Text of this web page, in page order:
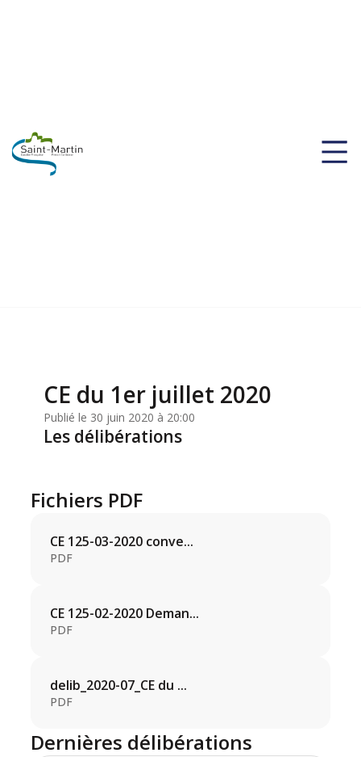
CE du 1er juillet 2020
Publié le 30 juin 2020 à 20:00
Les délibérations
Fichiers PDF
CE 125-03-2020 conve...
PDF
CE 125-02-2020 Deman...
PDF
delib_2020-07_CE du ...
PDF
Dernières délibérations